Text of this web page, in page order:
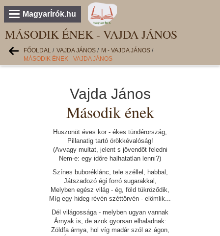
MagyarÍrók.hu
MÁSODIK ÉNEK - VAJDA JÁNOS
FŐOLDAL / VAJDA JÁNOS / M - VAJDA JÁNOS /
MÁSODIK ÉNEK - VAJDA JÁNOS
Vajda János
Második ének
Huszonöt éves kor - ékes tündérország,
Pillanatig tartó örökkévalóság!
(Avvagy multat, jelent s jövendőt feledni
Nem-e: egy időre halhatatlan lenni?)
Színes buboréklánc, tele széllel, habbal,
Játszadozó égi forró sugarakkal,
Melyben egész világ - ég, föld tükröződik,
Míg egy hideg révén széttörvén - elömlik...
Dél világossága - melyben ugyan vannak
Árnyak is, de azok gyorsan elhaladnak:
Zöldfa árnya, hol víg madár szól az ágon,